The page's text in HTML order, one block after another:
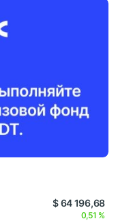
$ 64 196,68
0,51 %